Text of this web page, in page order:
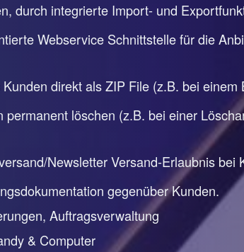
durch integrierte Import- und
Webservice Schnittstelle für die
direkt als ZIP File (z.B. bei
permanent löschen (z.B. bei einer
Newsletter Versand-Erlaubnis bei
gegenüber Kunden.
Auftragsverwaltung
& Computer